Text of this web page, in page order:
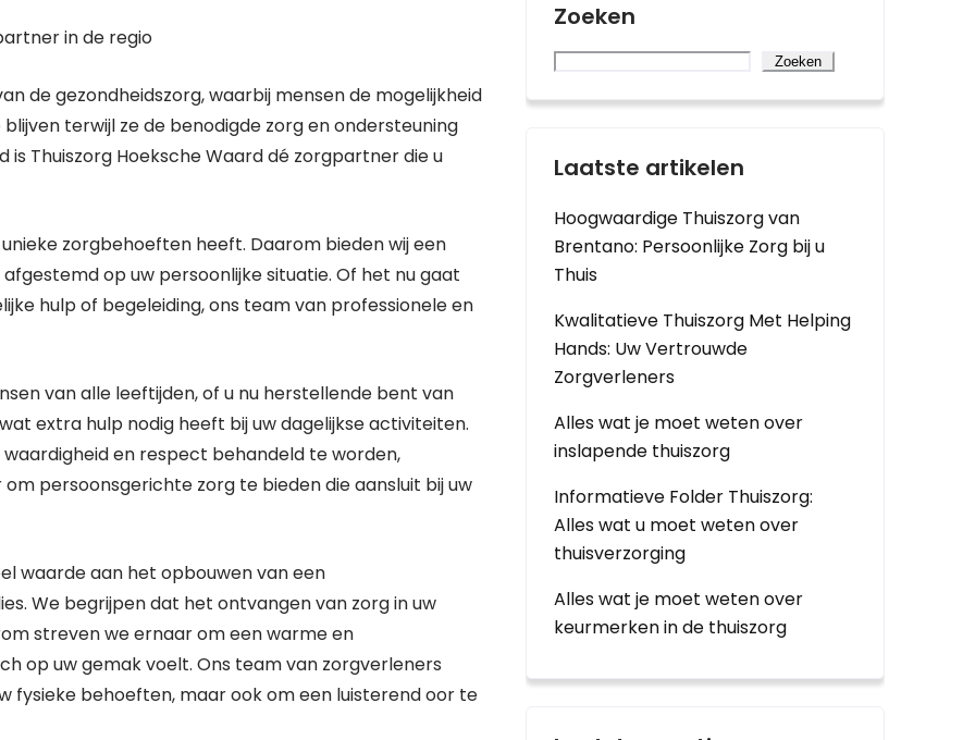
in de regio
de gezondheidszorg, waarbij mensen de mogelijkheid
terwijl ze de benodigde zorg en ondersteuning
Thuiszorg Hoeksche Waard dé zorgpartner die u
zorgbehoeften heeft. Daarom bieden wij een
op uw persoonlijke situatie. Of het nu gaat
hulp of begeleiding, ons team van professionele en
van alle leeftijden, of u nu herstellende bent van
extra hulp nodig heeft bij uw dagelijkse activiteiten.
en respect behandeld te worden,
persoonsgerichte zorg te bieden die aansluit bij uw
waarde aan het opbouwen van een
We begrijpen dat het ontvangen van zorg in uw
streven we ernaar om een warme en
op uw gemak voelt. Ons team van zorgverleners
fysieke behoeften, maar ook om een luisterend oor te
Zoeken
Zoeken
Laatste artikelen
Hoogwaardige Thuiszorg van
Brentano: Persoonlijke Zorg bij u
Thuis
Kwalitatieve Thuiszorg Met Helping
Hands: Uw Vertrouwde
Zorgverleners
Alles wat je moet weten over
inslapende thuiszorg
Informatieve Folder Thuiszorg:
Alles wat u moet weten over
thuisverzorging
Alles wat je moet weten over
keurmerken in de thuiszorg